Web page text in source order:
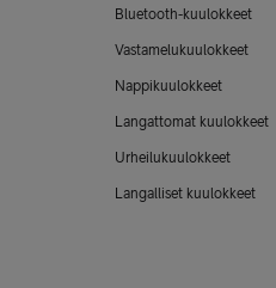
Bluetooth-kuulokkeet
Vastamelukuulokkeet
Nappikuulokkeet
Langattomat kuulokkeet
Urheilukuulokkeet
Langalliset kuulokkeet